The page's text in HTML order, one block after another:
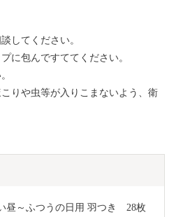
してください。
に包んですててください。
りや虫等が入りこまないよう、衛
てください。
昼～ふつうの日用 羽つき　28枚